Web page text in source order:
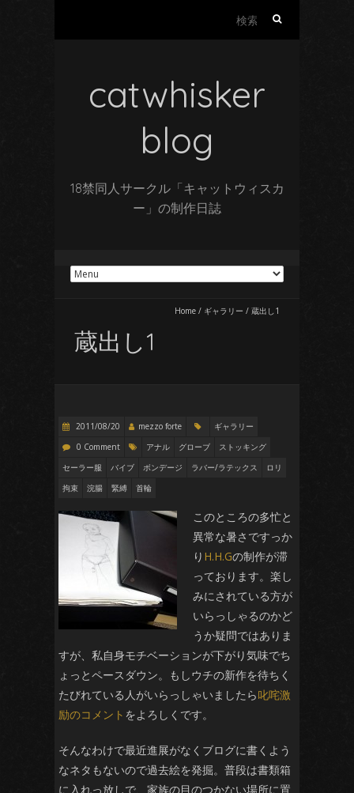
catwhisker
blog
18禁同人サークル「キャットウィスカ
ー」の制作日誌
Home / ギャラリー / 蔵出し1
蔵出し1
2011/08/20 mezzo forte
ギャラリー
0 Comment
アナル グローブ
ストッキング
セーラー服
バイブ ボンデージ ラバー/ラテックス
ロリ
拘束
浣腸 緊縛 首輪
このところの多忙と
異常な暑さですっか
り H.H.Gの制作が滞
っております。楽し
みにされている方が
いらっしゃるのかど
うか疑問ではありま
すが、私自身モチベーションが下がり気味でち
ょっとペースダウン。もしウチの新作を待ちく
たびれている人がいらっしゃいましたら叱咤激
励のコメント をよろしくです。
そんなわけで最近進展がなくブログに書くよう
なネタもないので過去絵を発掘。普段は書類箱
に入れっ放しで、家族の目のつかない場所に置